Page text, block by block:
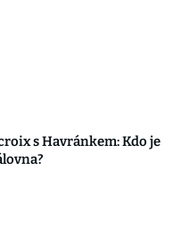
s Havránkem: Kdo je